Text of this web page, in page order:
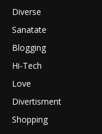
Diverse
Sanatate
Blogging
Hi-Tech
Love
Divertisment
Shopping